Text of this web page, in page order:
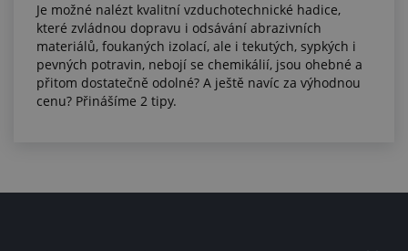
Je možné nalézt kvalitní vzduchotechnické hadice,
které zvládnou dopravu i odsávání abrazivních
materiálů, foukaných izolací, ale i tekutých, sypkých i
pevných potravin, nebojí se chemikálií, jsou ohebné a
přitom dostatečně odolné? A ještě navíc za výhodnou
cenu? Přinášíme 2 tipy.